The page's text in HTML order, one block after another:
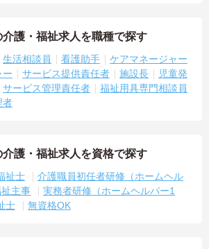
護・福祉求人を職種で探す
生活相談員 看護助手
ケアマネージャー
ー
サービス提供責任者 施設長
児童発
サービス管理責任者
福祉用具専門相談員
者
護・福祉求人を資格で探す
祉士
介護職員初任者研修（ホームヘル
主事
実務者研修（ホームヘルパー1
士 無資格OK